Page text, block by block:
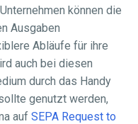
können die
Ausgaben
Abläufe für ihre
auch bei diesen
durch das Handy
genutzt werden,
auf SEPA Request to